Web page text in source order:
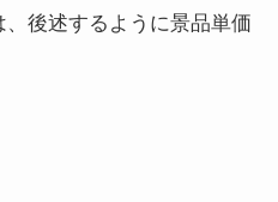
後述するように景品単価